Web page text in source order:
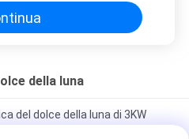
della luna
del dolce della luna di 3KW